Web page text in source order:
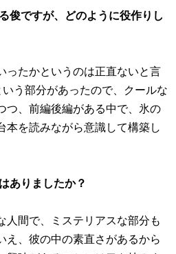
俊ですが、どのように役作りし
ったかというのは正直ないと言
いう部分があったので、クールな
つ、前編後編がある中で、氷の
本を読みながら意識して構築し
ありましたか？
人間で、ミステリアスな部分も
え、彼の中の素直さがあるから